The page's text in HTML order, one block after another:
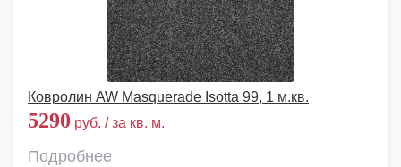
Ковролин AW Masquerade Isotta 99, 1 м.кв.
5290 руб. / за кв. м.
Подробнее